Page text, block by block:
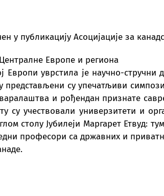
у публикацију Асоцијације за
Европе и региона
Европи уврстила је научно-
су упечатљиви
и рођендан признате
су учествовали универзитети и
столу Јубилеји Маргарет Етвуд:
професори са државних и